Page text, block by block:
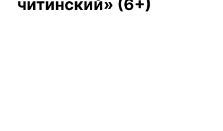
читинский» (6+)